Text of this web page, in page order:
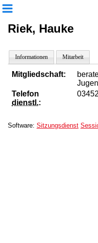
Riek, Hauke
Informationen Mitarbeit
Mitgliedschaft:
Telefon
dienstl.:
Software: Sitzungsdienst